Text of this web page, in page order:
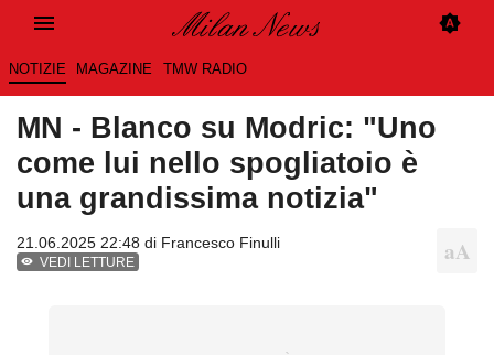
NOTIZIE MAGAZINE TMW RADIO
MN - Blanco su Modric: "Uno
come lui nello spogliatoio è
una grandissima notizia"
21.06.2025 22:48 di Francesco Finulli
VEDI LETTURE